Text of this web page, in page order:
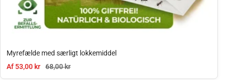
Myrefælde med særligt lokkemiddel
Tilbudspris
Af 53,00 kr Normal pris
68,00 kr